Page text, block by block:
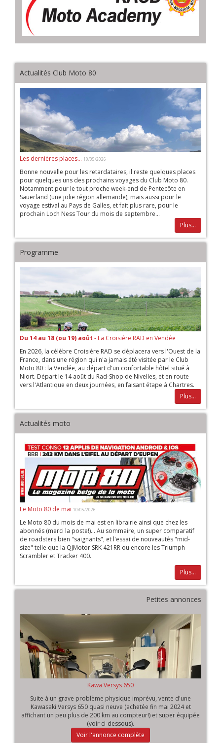
Actualités Club Moto 80
Les dernières places... 10/05/2026
Bonne nouvelle pour les retardataires, il reste quelques places
pour quelques uns des prochains voyages du Club Moto 80.
Notamment pour le tout proche week-end de Pentecôte en
Sauerland (une jolie région allemande), mais aussi pour le
voyage estival au Pays de Galles, et fait plus rare, pour le
prochain Loch Ness Tour du mois de septembre...
Plus...
Programme
Du 14 au 18 (ou 19) août - La Croisière RAD en Vendée
En 2026, la célèbre Croisière RAD se déplacera vers l'Ouest de la
France, dans une région qui n'a jamais été visitée par le Club
Moto 80 : la Vendée, au départ d'un confortable hôtel situé à
Niort. Départ le 14 août du Rad-Shop de Nivelles, et en route
vers l'Atlantique en deux journées, en faisant étape à Chartres.
Plus...
Actualités moto
Le Moto 80 de mai 10/05/2026
Le Moto 80 du mois de mai est en librairie ainsi que chez les
abonnés (merci la poste!)... Au sommaire, un super comparatif
de roadsters bien "saignants", et l'essai de nouveautés "mid-
size" telle que la QJMotor SRK 421RR ou encore les Triumph
Scrambler et Tracker 400.
Plus...
Petites annonces
Kawa Versys 650
Suite à un grave problème physique imprévu, vente d'une
Kawasaki Versys 650 quasi neuve (achetée fin mai 2024 et
affichant un peu plus de 200 km au compteur!) et super équipée
(voir ci-dessous).
Voir l'annonce complète